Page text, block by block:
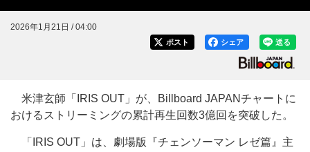
2026年1月21日 / 04:00
送る
シェア
ポスト
米津玄師「IRIS OUT」が、Billboard JAPANチャートに
おけるストリーミングの累計再生回数3億回を突破した。
「IRIS OUT」は、劇場版『チェンソーマン レゼ篇』主